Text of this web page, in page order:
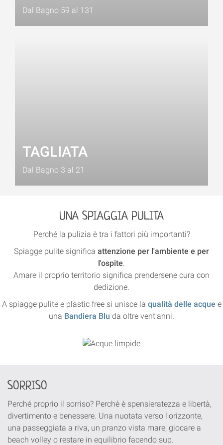
Dal Bagno 59 al 131
TAGLIATA
Dal Bagno 3 al 21
UNA SPIAGGIA PULITA
Perché la pulizia è tra i fattori più importanti?
Spiagge pulite significa attenzione per l'ambiente e per
l'ospite.
Amare il proprio territorio significa prendersene cura con
dedizione.
A spiagge pulite e plastic free si unisce la qualità delle acque e
una Bandiera Blu da oltre vent'anni.
SORRISO
Perché proprio il sorriso? Perchè è spensieratezza e libertà,
divertimento e benessere. Una nuotata verso l'orizzonte,
una passeggiata a riva, un pranzo vista mare, giocare a
beach volley o restare in equilibrio facendo sup.